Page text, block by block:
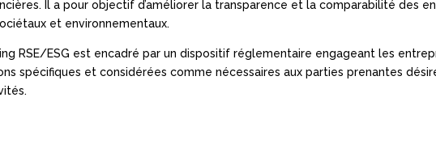
Il a pour objectif d’améliorer la transparence et la comparabilité des
et environnementaux.
RSE/ESG est encadré par un dispositif réglementaire engageant les
spécifiques et considérées comme nécessaires aux parties prenantes